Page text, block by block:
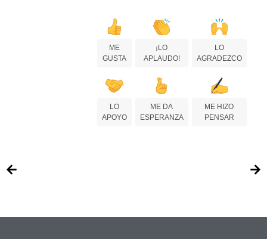
ME
GUSTA
¡LO
APLAUDO!
LO
AGRADEZCO
LO
APOYO
ME DA
ESPERANZA
ME HIZO
PENSAR